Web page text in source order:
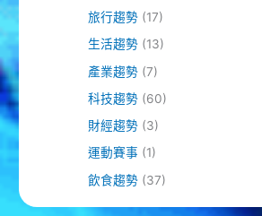
旅行趨勢(17)
生活趨勢(13)
產業趨勢(7)
科技趨勢(60)
財經趨勢(3)
運動賽事 (1)
飲食趨勢(37)